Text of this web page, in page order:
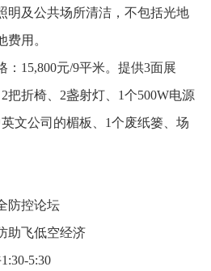
明及公共场所清洁，不包括光地
用。
15,800元/9平米。提供3面展
把折椅、2盏射灯、1个500W电源
文公司的楣板、1个废纸篓、场
控论坛
飞低空经济
5:30